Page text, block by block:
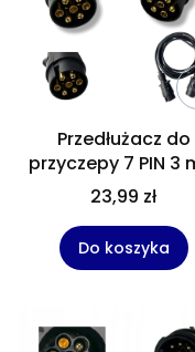
Przedłużacz do
przyczepy 7 PIN 3
kabel elektryczny
wtyczka + gniazdo
pin do przyczep,
przyczepek
23,99 zł
Do koszyka